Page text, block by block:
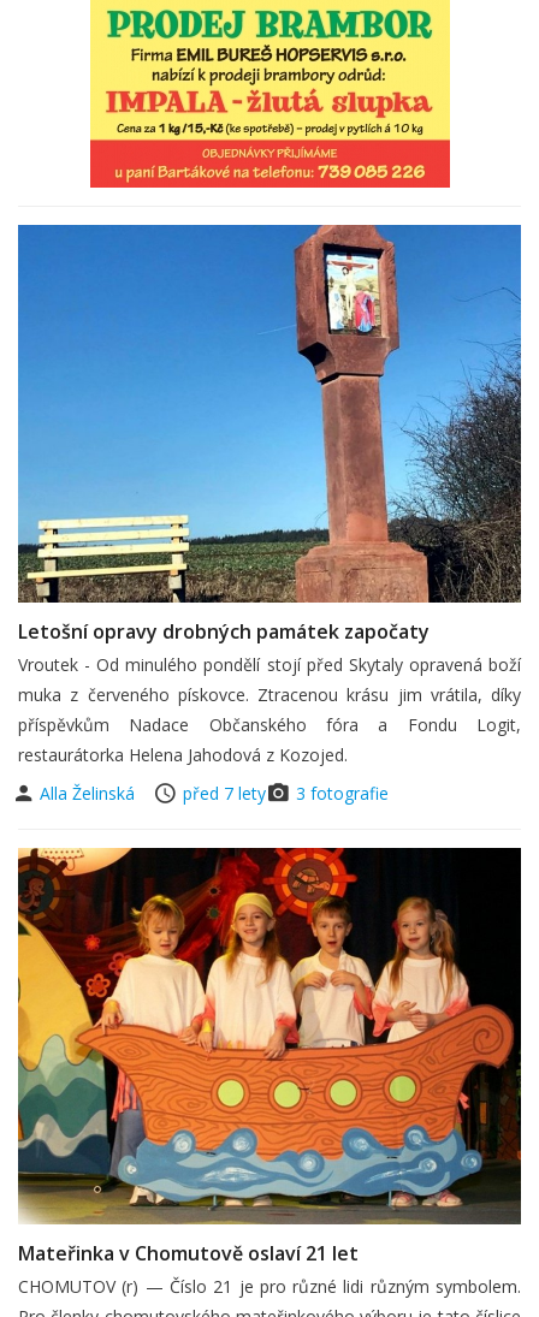
Letošní opravy drobných památek započaty
Vroutek - Od minulého pondělí stojí před Skytaly opravená boží
muka z červeného pískovce. Ztracenou krásu jim vrátila, díky
příspěvkům Nadace Občanského fóra a Fondu Logit,
restaurátorka Helena Jahodová z Kozojed.
Alla Želinská
před 7 lety 3 fotografie
Mateřinka v Chomutově oslaví 21 let
CHOMUTOV (r) — Číslo 21 je pro různé lidi různým symbolem.